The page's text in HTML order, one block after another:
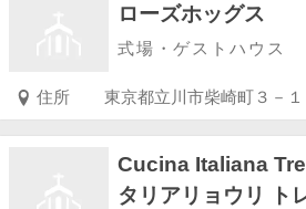
ローズホッグス
式場・ゲストハウス
住所 東京都立川市柴崎町３－
Cucina Italiana
タリアリョウリ ト